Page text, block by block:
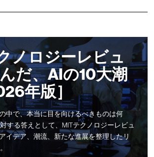
ノロジーレビュ
だ、AIの10大潮
年版］
中で、本当に目を向けるべきものは何
する答えとして、MITテクノロジーレビュ
イデア、潮流、新たな進展を整理したリ